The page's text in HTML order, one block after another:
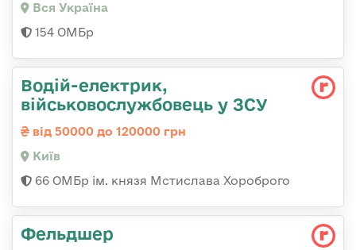
Вся Україна
154 ОМБр
Водій-електрик,
військовослужбовець у ЗСУ
від 50000 до 120000 грн
Київ
66 ОМБр ім. князя Мстислава Хороброго
Фельдшер